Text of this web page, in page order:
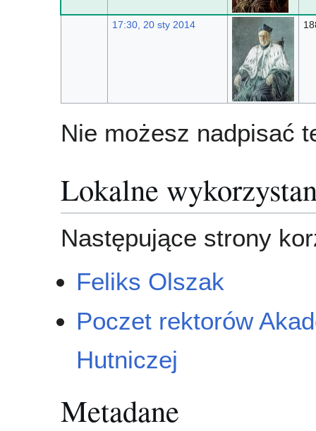
17:30, 20 sty 2014
Nie możesz nadpisać
Lokalne
Następujące strony
Feliks Olszak
Poczet rektorów
Hutniczej
Metadane